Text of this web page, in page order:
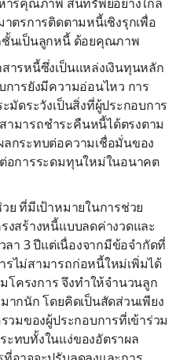
ตรการติดตามหนี้เชิงรุกเพื่อ
ชั้นเป็นลูกหนี้ ด้อยคุณภาพ
ารหนี้ซึ่งเป็นแหล่งเงินทุนหลัก
ารยังมีความอ่อนไหว การ
มัดระวังเป็นสิ่งที่ผู้ประกอบการ
ามารถชำระคืนหนี้ได้ตรงตาม
กระทบต่อความเชื่อมั่นของ
อการระดมทุนใหม่ในอนาคต
ย ที่มีเป้าหมายในการช่วย
งสร้างหนี้แบบลดค่างวดและ
ลา 3 ปีแต่เนื่องจากมีข้อจำกัดที่
รไม่สามารถก่อหนี้ใหม่เพิ่มได้
โครงการ จึงทำให้จำนวนลูก
ากนัก โดยคิดเป็นสัดส่วนเพียง
วมของผู้ประกอบการที่เข้าร่วม
ะทบทั้งในแง่ของอัตราผล